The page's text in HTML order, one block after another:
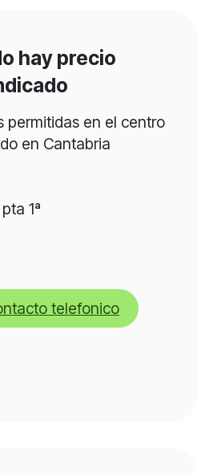
hay precio
permitidas en el centro
en Cantabria
1ª
telefonico